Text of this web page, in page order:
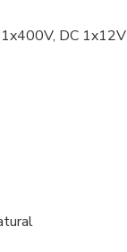
DC 1x12V